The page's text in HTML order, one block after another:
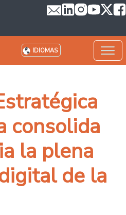
IDIOMAS
consolida
la plena
de la